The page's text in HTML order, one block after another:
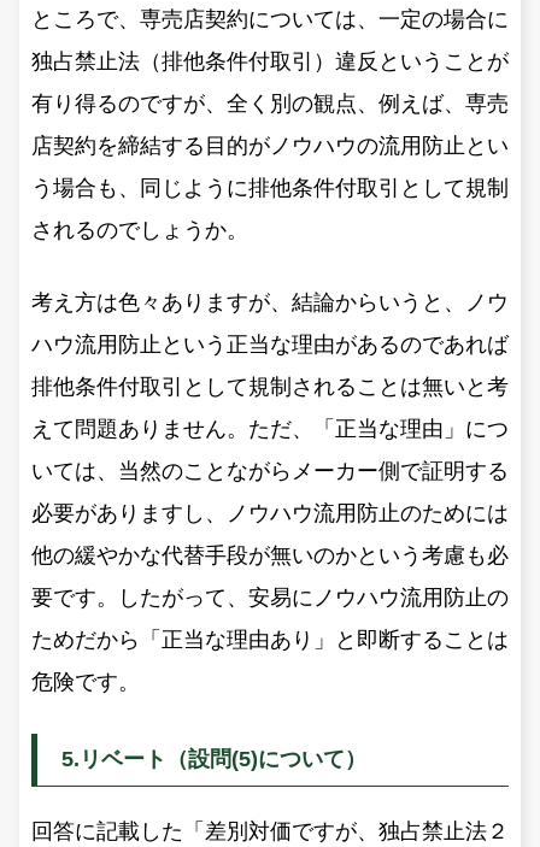
ところで、専売店契約については、一定の場合に
独占禁止法（排他条件付取引）違反ということが
有り得るのですが、全く別の観点、例えば、専売
店契約を締結する目的がノウハウの流用防止とい
う場合も、同じように排他条件付取引として規制
されるのでしょうか。
考え方は色々ありますが、結論からいうと、ノウ
ハウ流用防止という正当な理由があるのであれば
排他条件付取引として規制されることは無いと考
えて問題ありません。ただ、「正当な理由」につ
いては、当然のことながらメーカー側で証明する
必要がありますし、ノウハウ流用防止のためには
他の緩やかな代替手段が無いのかという考慮も必
要です。したがって、安易にノウハウ流用防止の
ためだから「正当な理由あり」と即断することは
危険です。
5.リベート（設問(5)について）
回答に記載した「差別対価ですが、独占禁止法２